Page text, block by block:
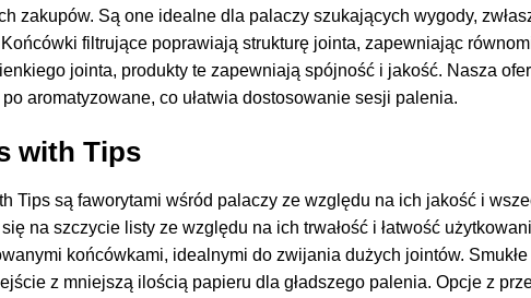
zakupów. Są one idealne dla palaczy szukających wygody,
filtrujące poprawiają strukturę jointa, zapewniając
jointa, produkty te zapewniają spójność i jakość. Nasza
aromatyzowane, co ułatwia dostosowanie sesji palenia.
with Tips
Tips są faworytami wśród palaczy ze względu na ich jakość i
na szczycie listy ze względu na ich trwałość i łatwość
końcówkami, idealnymi do zwijania dużych jointów.
z mniejszą ilością papieru dla gładszego palenia. Opcje z